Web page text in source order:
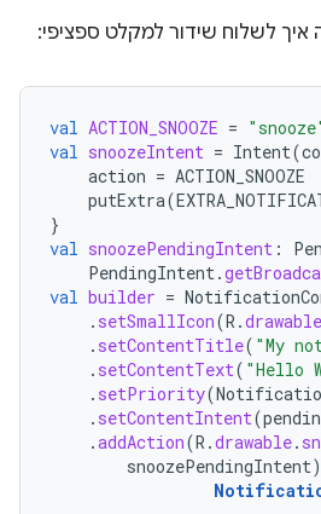
לשלוח שידור למקלט ספציפי:
val ACTION_SNOOZE =
val snoozeIntent = Intent(
action = ACTION_SNOOZE
putExtra(
}
val snoozePendingIntent :
PendingIntent.
val builder =
. setSmallIcon(R .drawable
. setContentTitle( "My
. setContentText( "Hello
. setPriority(
. setContentIntent(
.addAction(R .drawable.
snoozePendingIntent)